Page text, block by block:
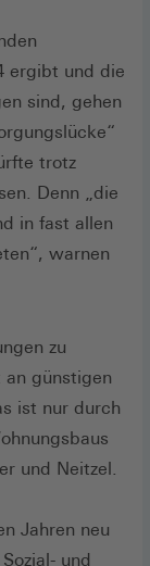
ergibt und die
sind, gehen
trotz
Denn „die
in fast allen
warnen
zu
günstigen
ist nur durch
und Neitzel.
Jahren neu
und